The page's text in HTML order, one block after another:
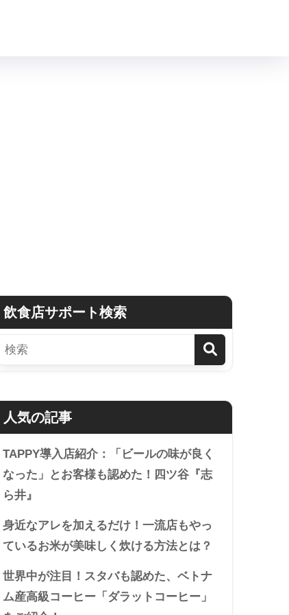
飲食店サポート検索
人気の記事
TAPPY導入店紹介：「ビールの味が良く
なった」とお客様も認めた！四ツ谷『志
ら井』
身近なアレを加えるだけ！一流店もやっ
ているお米が美味しく炊ける方法とは？
世界中が注目！スタバも認めた、ベトナ
ム産高級コーヒー「ダラットコーヒー」